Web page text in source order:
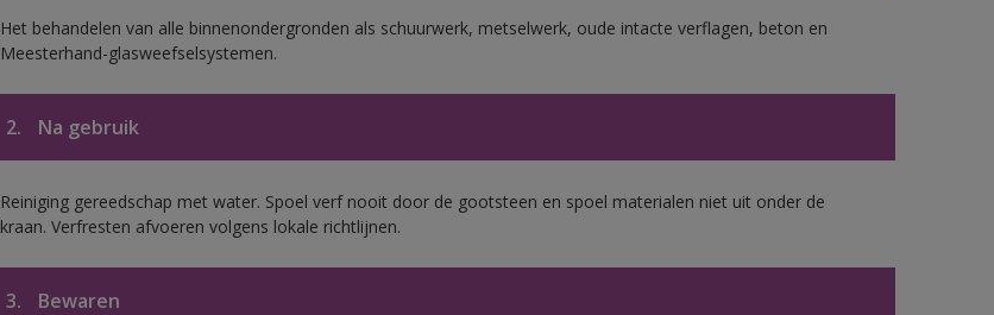
Het behandelen van alle binnenondergronden als schuurwerk, metselwerk, oude intacte verflagen, beton en
Meesterhand-glasweefselsystemen.
2. Na gebruik
Reiniging gereedschap met water. Spoel verf nooit door de gootsteen en spoel materialen niet uit onder de
kraan. Verfresten afvoeren volgens lokale richtlijnen.
3. Bewaren